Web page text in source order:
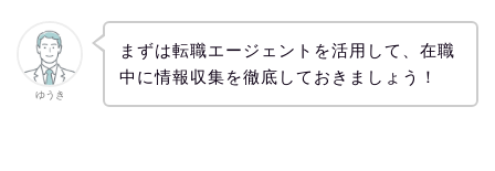
ゆうき
まずは転職エージェントを活用して、在職
中に情報収集を徹底しておきましょう！